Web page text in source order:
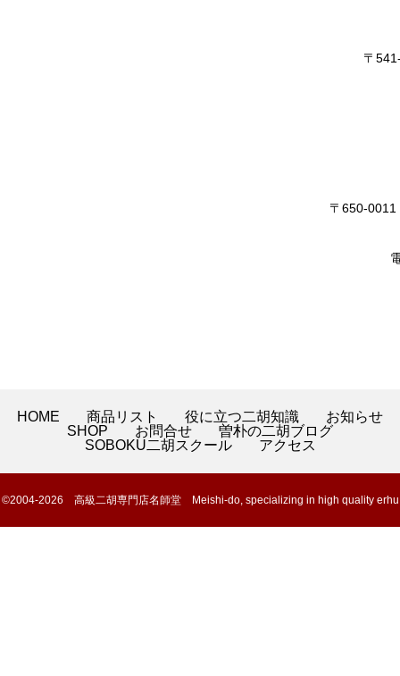
〒
〒650-
HOME 商品リスト 役に立つ二胡知識
お知らせ
SHOP
お問合せ
曽朴の二胡ブログ
SOBOKU二胡スクール
アクセス
©2004-2026 高級二胡専門店名師堂 Meishi-do, specializing in high quality erhu